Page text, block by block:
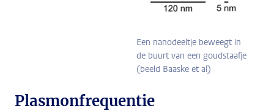
Een nanodeeltje beweegt in
de buurt van een goudstaafje
(beeld Baaske et al)
Plasmonfrequentie